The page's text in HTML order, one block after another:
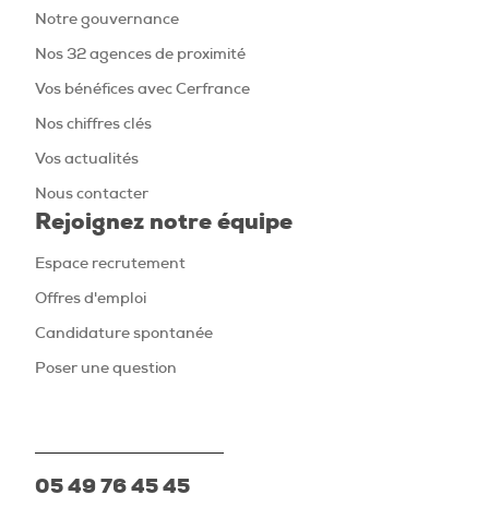
Notre gouvernance
Nos 32 agences de proximité
Vos bénéfices avec Cerfrance
Nos chiffres clés
Vos actualités
Nous contacter
Rejoignez notre équipe
Espace recrutement
Offres d'emploi
Candidature spontanée
Poser une question
05 49 76 45 45